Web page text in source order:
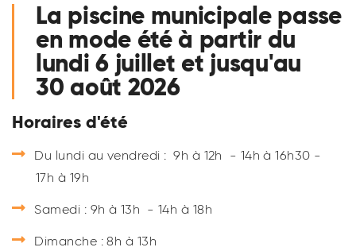
La piscine municipale passe
en mode été à partir du
lundi 6 juillet et jusqu'au
30 août 2026
Horaires d'été
Du lundi au vendredi : 9h à 12h - 14h à 16h30 -
17h à 19h
Samedi : 9h à 13h - 14h à 18h
Dimanche : 8h à 13h